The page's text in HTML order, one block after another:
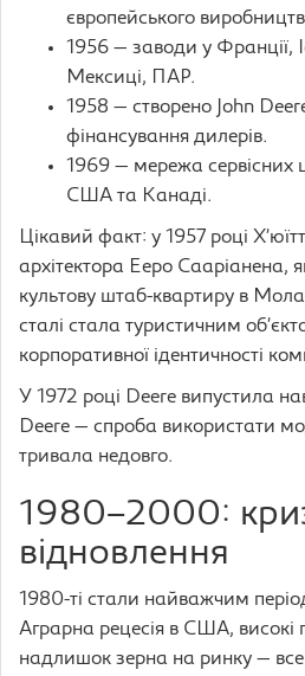
європейського
1956 — заводи у Франції,
Мексиці, ПАР.
1958 — створено John
фінансування дилерів.
1969 — мережа сервісних
США та Канаді.
Цікавий факт: у 1957 році
архітектора Ееро Сааріанена,
культову штаб-квартиру в
сталі стала туристичним
корпоративної ідентичності
У 1972 році Deere випустила
Deere — спроба використати
тривала недовго.
1980–2000:
відновлення
1980-ті стали найважчим
Аграрна рецесія в США, високі
надлишок зерна на ринку —